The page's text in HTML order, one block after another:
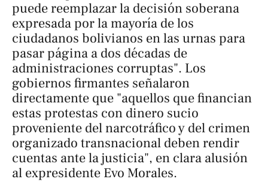
puede reemplazar la decisión soberana
expresada por la mayoría de los
ciudadanos bolivianos en las urnas para
pasar página a dos décadas de
administraciones corruptas". Los
gobiernos firmantes señalaron
directamente que "aquellos que financian
estas protestas con dinero sucio
proveniente del narcotráfico y del crimen
organizado transnacional deben rendir
cuentas ante la justicia", en clara alusión
al expresidente Evo Morales.